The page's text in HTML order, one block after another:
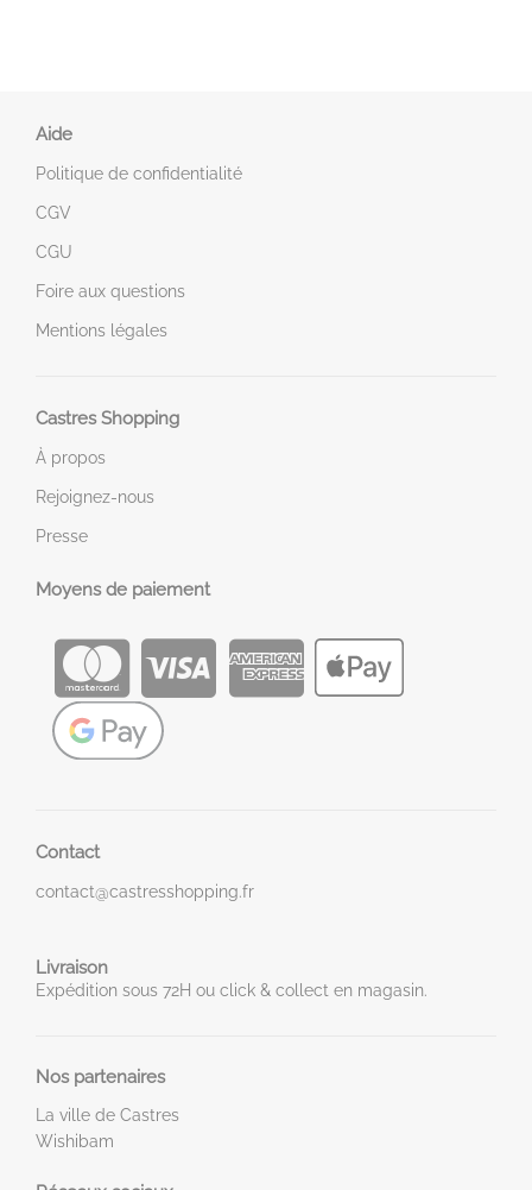
Aide
Politique de confidentialité
CGV
CGU
Foire aux questions
Mentions légales
Castres Shopping
À propos
Rejoignez-nous
Presse
Moyens de paiement
Contact
contact@castresshopping.fr
Livraison
Expédition sous 72H ou click & collect en magasin.
Nos partenaires
La ville de Castres
Wishibam